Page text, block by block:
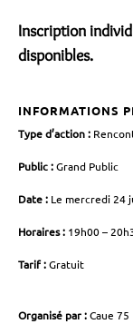
Inscription
disponibles.
INFORMATIONS
Type d’action :
Public :Grand Public
Date : Le mercredi 24
Horaires : 19h00 –
Tarif :Gratuit
Organisé par :Caue 75